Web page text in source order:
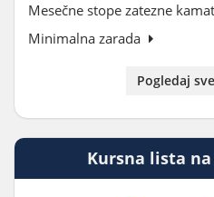
Mesečne stope zatezne
Minimalna zarada
Pogledaj
Kursna lista na